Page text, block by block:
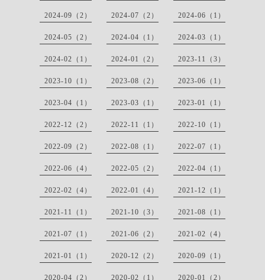
2024-09（2） 2024-07（2） 2024-06（1）
2024-05（2） 2024-04（1） 2024-03（1）
2024-02（1） 2024-01（2） 2023-11（3）
2023-10（1） 2023-08（2） 2023-06（1）
2023-04（1） 2023-03（1） 2023-01（1）
2022-12（2） 2022-11（1） 2022-10（1）
2022-09（2） 2022-08（1） 2022-07（1）
2022-06（4） 2022-05（2） 2022-04（1）
2022-02（4） 2022-01（4） 2021-12（1）
2021-11（1） 2021-10（3） 2021-08（1）
2021-07（1） 2021-06（2） 2021-02（4）
2021-01（1） 2020-12（2） 2020-09（1）
2020-04（2） 2020-02（1） 2020-01（2）